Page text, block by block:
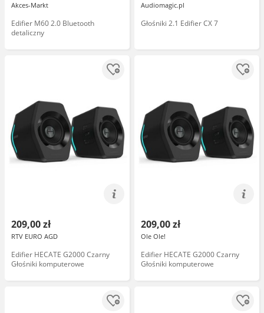
Akces-Markt
Edifier M60 2.0 Bluetooth
detaliczny
Audiomagic.pl
Głośniki 2.1 Edifier CX 7
209,00 zł
RTV EURO AGD
Edifier HECATE G2000 Czarny
Głośniki komputerowe
209,00 zł
Ole Ole!
Edifier HECATE G2000 Czarny
Głośniki komputerowe